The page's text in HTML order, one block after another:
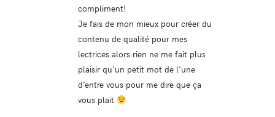
compliment!
Je fais de mon mieux pour créer du
contenu de qualité pour mes
lectrices alors rien ne me fait plus
plaisir qu’un petit mot de l’une
d’entre vous pour me dire que ça
vous plait